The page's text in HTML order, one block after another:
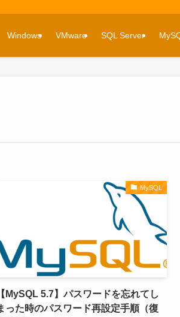
Windows VMware SQL Server
MySQL
【MySQL 5.7】パスワードを忘れてし
った時のパスワード再設定手順（復